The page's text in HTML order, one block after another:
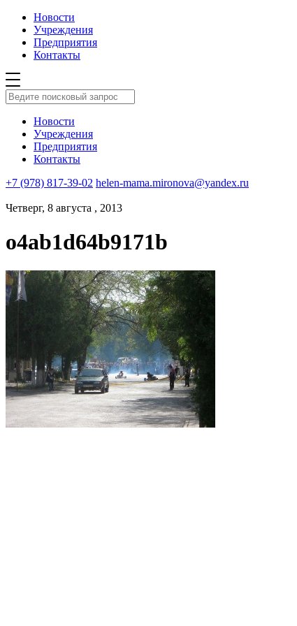
Новости
Учреждения
Предприятия
Контакты
Новости
Учреждения
Предприятия
Контакты
+7 (978) 817-39-02 helen-mama.mironova@yandex.ru
Четверг, 8 августа , 2013
o4ab1d64b9171b